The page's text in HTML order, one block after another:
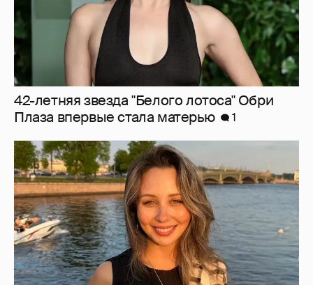
42-летняя звезда "Белого лотоса" Обри
Плаза впервые стала матерью
1